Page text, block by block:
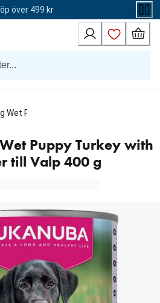
över 499 kr
Wet Puppy Turkey with Carrots
Puppy Turkey with
till Valp 400 g